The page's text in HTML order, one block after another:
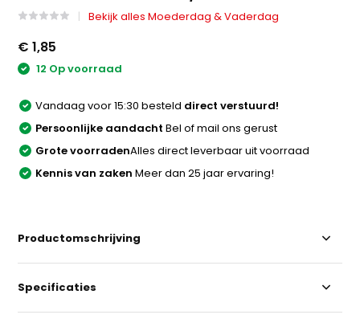
Bekijk alles Moederdag & Vaderdag
€ 1,85
12 Op voorraad
Vandaag voor 15:30 besteld direct verstuurd!
Persoonlijke aandacht Bel of mail ons gerust
Grote voorradenAlles direct leverbaar uit voorraad
Kennis van zaken Meer dan 25 jaar ervaring!
Productomschrijving
Specificaties